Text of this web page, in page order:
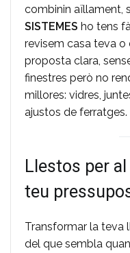
combinin aïllament,
SISTEMES ho tens
revisem casa teva o
proposta clara,
finestres però no
millores: vidres,
ajustos de ferratges.
Llestos per
teu
Transformar la teva
del que sembla